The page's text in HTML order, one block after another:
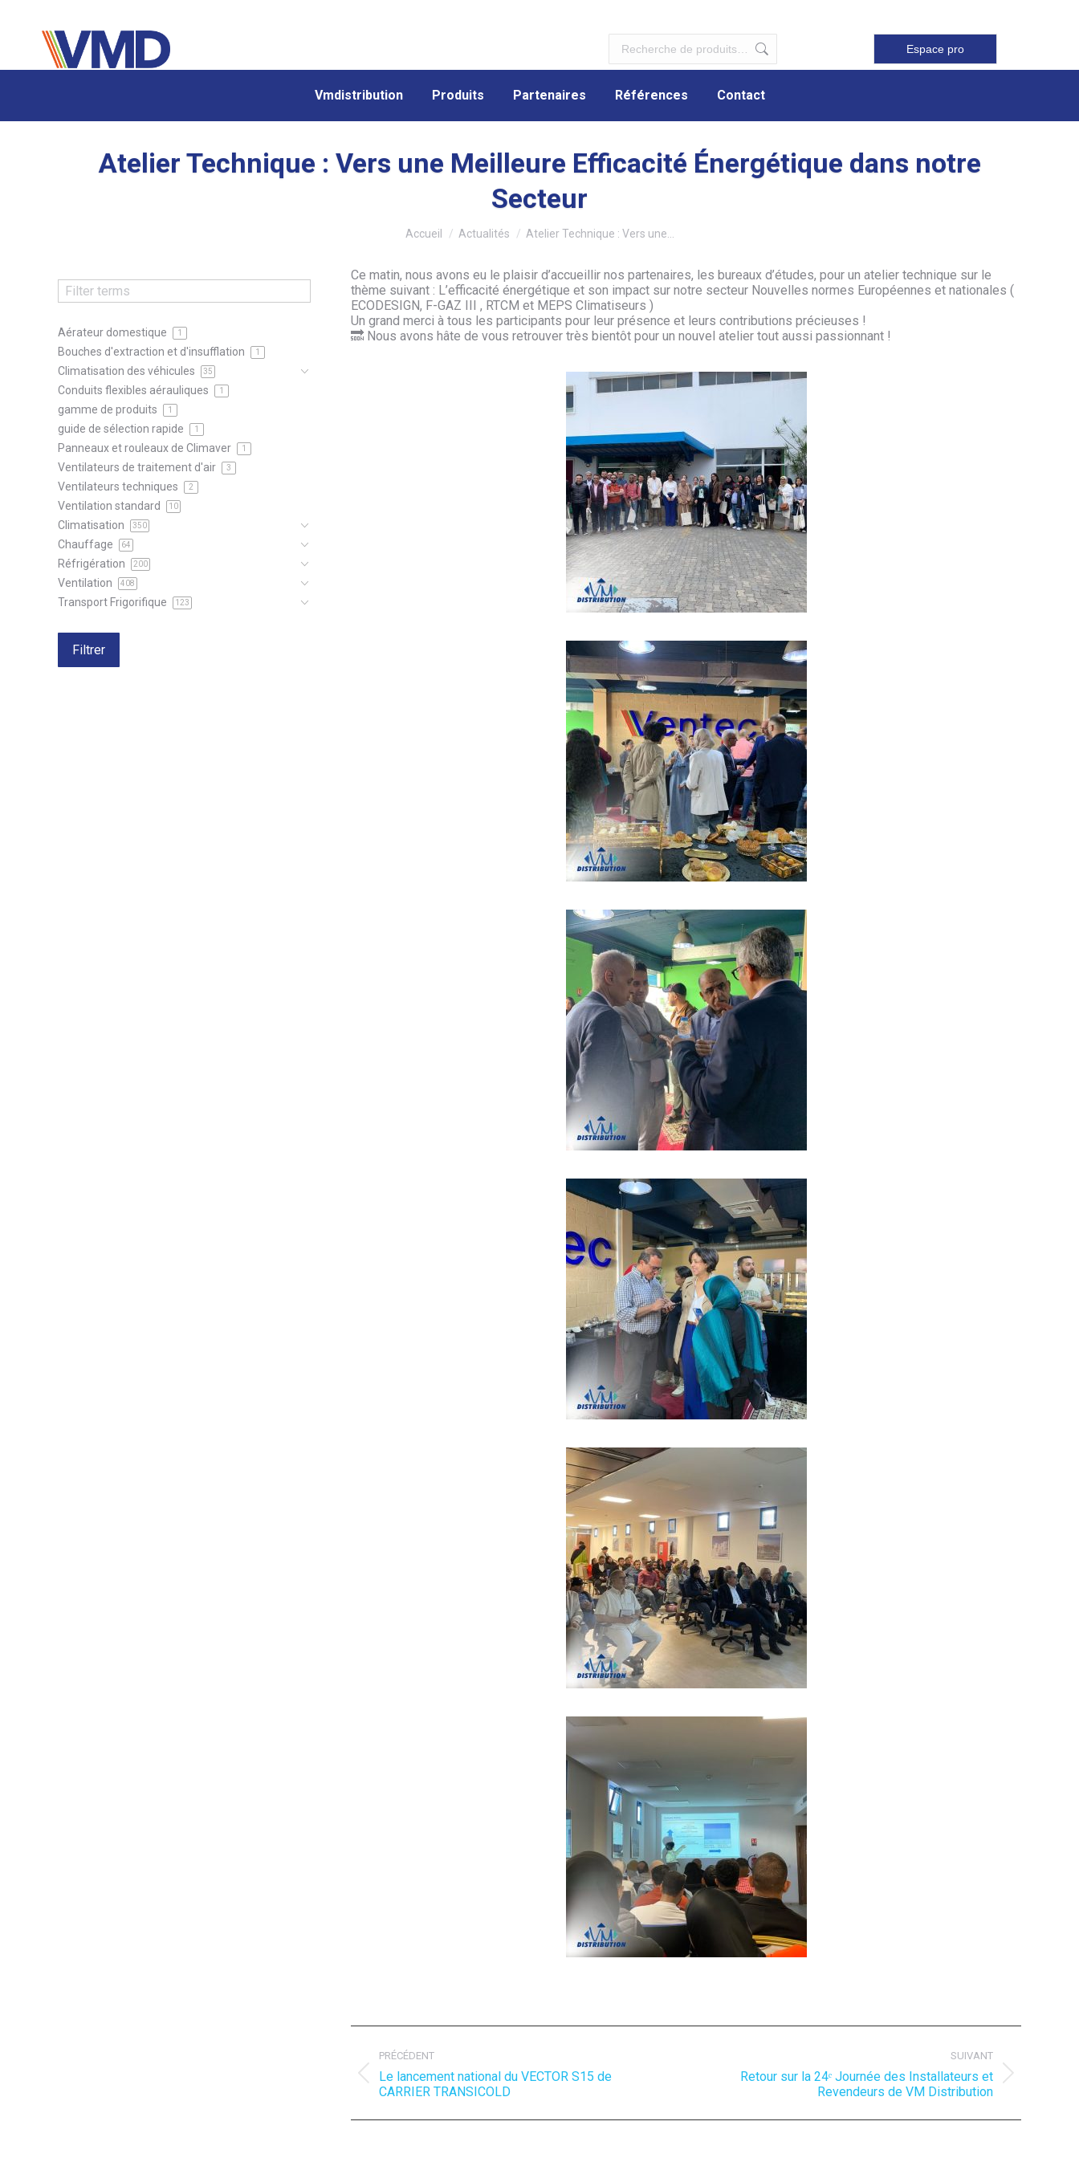
Espace pro
Vmdistribution Produits Partenaires Références Contact
Atelier Technique : Vers une Meilleure Efficacité Énergétique dans notre
Secteur
Accueil Actualités Atelier Technique : Vers une…
Ce matin, nous avons eu le plaisir d’accueillir nos partenaires, les bureaux d’études, pour un atelier technique sur le
thème suivant : L’efficacité énergétique et son impact sur notre secteur Nouvelles normes Européennes et nationales (
ECODESIGN, F-GAZ III , RTCM et MEPS Climatiseurs )
Un grand merci à tous les participants pour leur présence et leurs contributions précieuses !
🔜 Nous avons hâte de vous retrouver très bientôt pour un nouvel atelier tout aussi passionnant !
PRÉCÉDENT
Article
précédent
Le lancement national du VECTOR S15 de
CARRIER TRANSICOLD
SUIVANT
ArticleRetour sur la 24ᵉ Journée des Installateurs et
Revendeurs de VM Distribution
Aérateur domestique 1
Bouches d'extraction et d'insufflation 1
Climatisation des véhicules 35
Conduits flexibles aérauliques 1
gamme de produits 1
guide de sélection rapide 1
Panneaux et rouleaux de Climaver 1
Ventilateurs de traitement d'air 3
Ventilateurs techniques 2
Ventilation standard 10
Climatisation 350
Chauffage 64
Réfrigération 200
Ventilation 408
Transport Frigorifique 123
Filtrer